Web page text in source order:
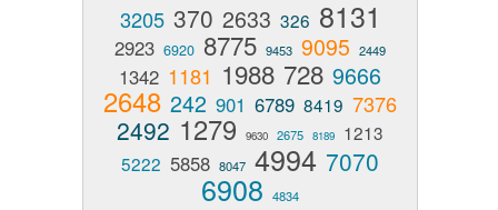
3205 370 2633 326 8131
2923 6920 8775 9453 9095 2449
1342 1181 1988 728 9666
2648 242 901 6789 8419 7376
2492 1279 9630 2675 8189
1213
5222 5858 8047 4994 7070
6908 4834